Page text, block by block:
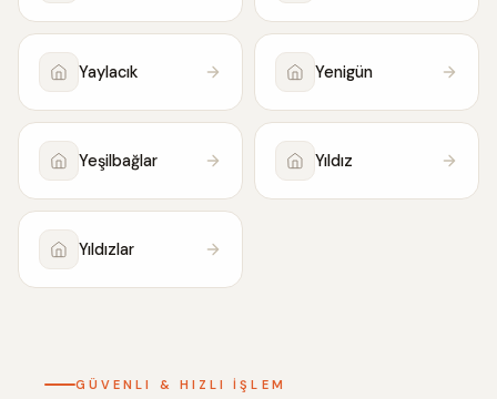
Yaylacık Yenigün
Yeşilbağlar Yıldız
Yıldızlar
GÜVENLI & HIZLI İŞLEM